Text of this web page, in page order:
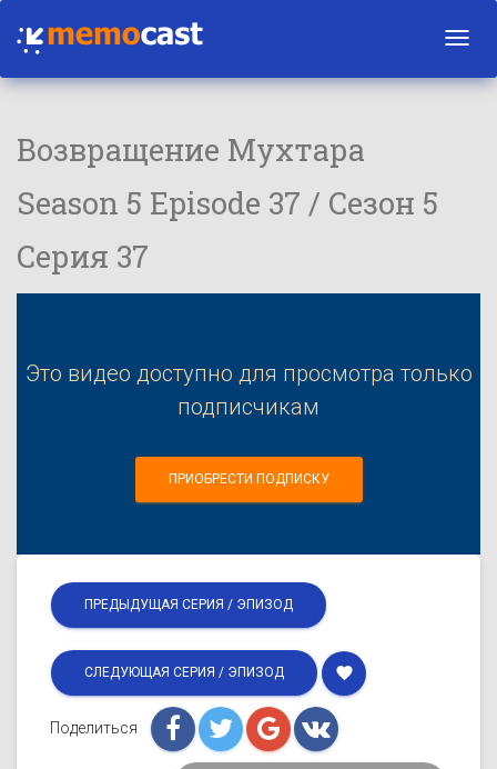
Возвращение Мухтара
Season 5 Episode 37 / Сезон 5
Серия 37
Это видео доступно для просмотра только
подписчикам
ПРИОБРЕСТИ ПОДПИСКУ
ПРЕДЫДУЩАЯ СЕРИЯ / ЭПИЗОД
СЛЕДУЮЩАЯ СЕРИЯ / ЭПИЗОД favorite
Поделиться